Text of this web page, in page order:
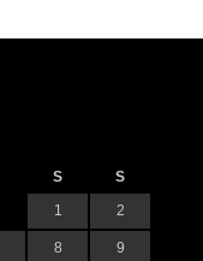
S
S
1
2
8 9